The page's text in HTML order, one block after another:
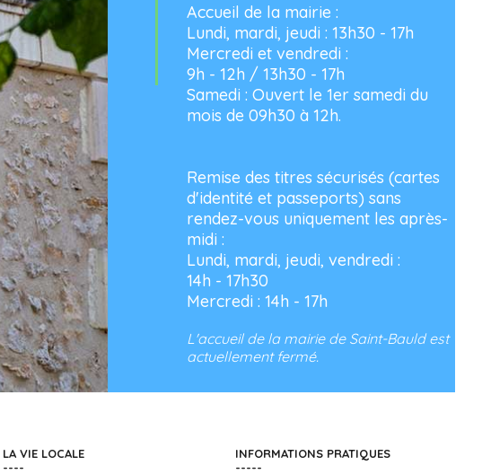
Accueil de la mairie :
Lundi, mardi, jeudi : 13h30 - 17h
Mercredi et vendredi :
9h - 12h / 13h30 - 17h
Samedi : Ouvert le 1er samedi du
mois de 09h30 à 12h.
Remise des titres sécurisés (cartes
d'identité et passeports) sans
rendez-vous uniquement les après-
midi :
Lundi, mardi, jeudi, vendredi :
14h - 17h30
Mercredi : 14h - 17h
L'accueil de la mairie de Saint-Bauld est
actuellement fermé.
LA VIE LOCALE INFORMATIONS PRATIQUES